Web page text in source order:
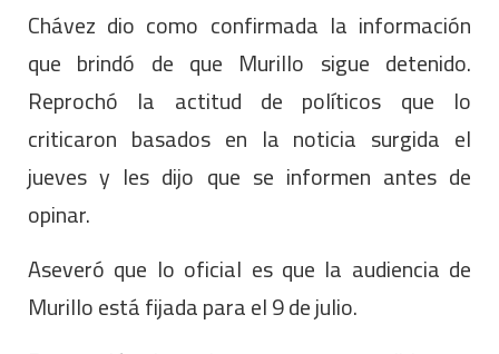
Chávez dio como confirmada la información
que brindó de que Murillo sigue detenido.
Reprochó la actitud de políticos que lo
criticaron basados en la noticia surgida el
jueves y les dijo que se informen antes de
opinar.
Aseveró que lo oficial es que la audiencia de
Murillo está fijada para el 9 de julio.